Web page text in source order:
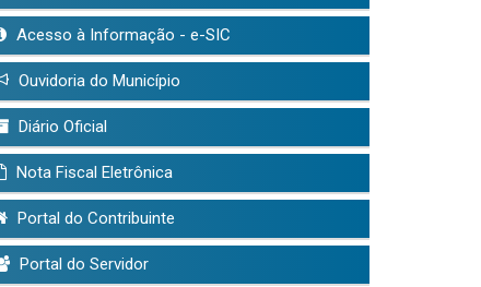
Acesso à Informação - e-SIC
Ouvidoria do Município
Diário Oficial
Nota Fiscal Eletrônica
Portal do Contribuinte
Portal do Servidor